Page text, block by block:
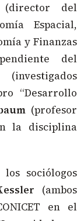
del
Espacial,
y Finanzas
del
“Desarrollo
(profesor
la disciplina
sociólogos
(ambos
en el